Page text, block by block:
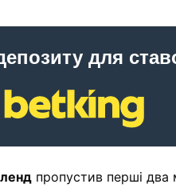
для
пропустив перші два